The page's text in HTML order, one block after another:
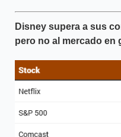
Disney supera a sus
pero no al mercado en